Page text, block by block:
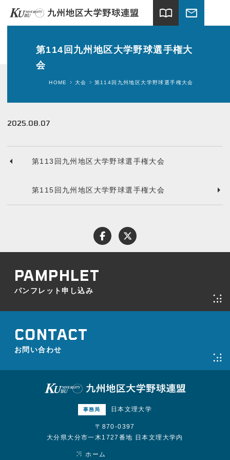
import_contacts mail
試合情報
加盟大学
パンフレット申し込み
お問い合わせ
第114回九州地区大学野球選手権大
会
HOME 大会 第114回九州地区大学野球選手権大会
2025.08.07
第113回九州地区大学野球選手権大会
第115回九州地区大学野球選手権大会
パンフレット申し込み
お問い合わせ
事務局 日本文理大学
〒870-0397
大分県大分市一木1727番地 日本文理大学内
ホーム